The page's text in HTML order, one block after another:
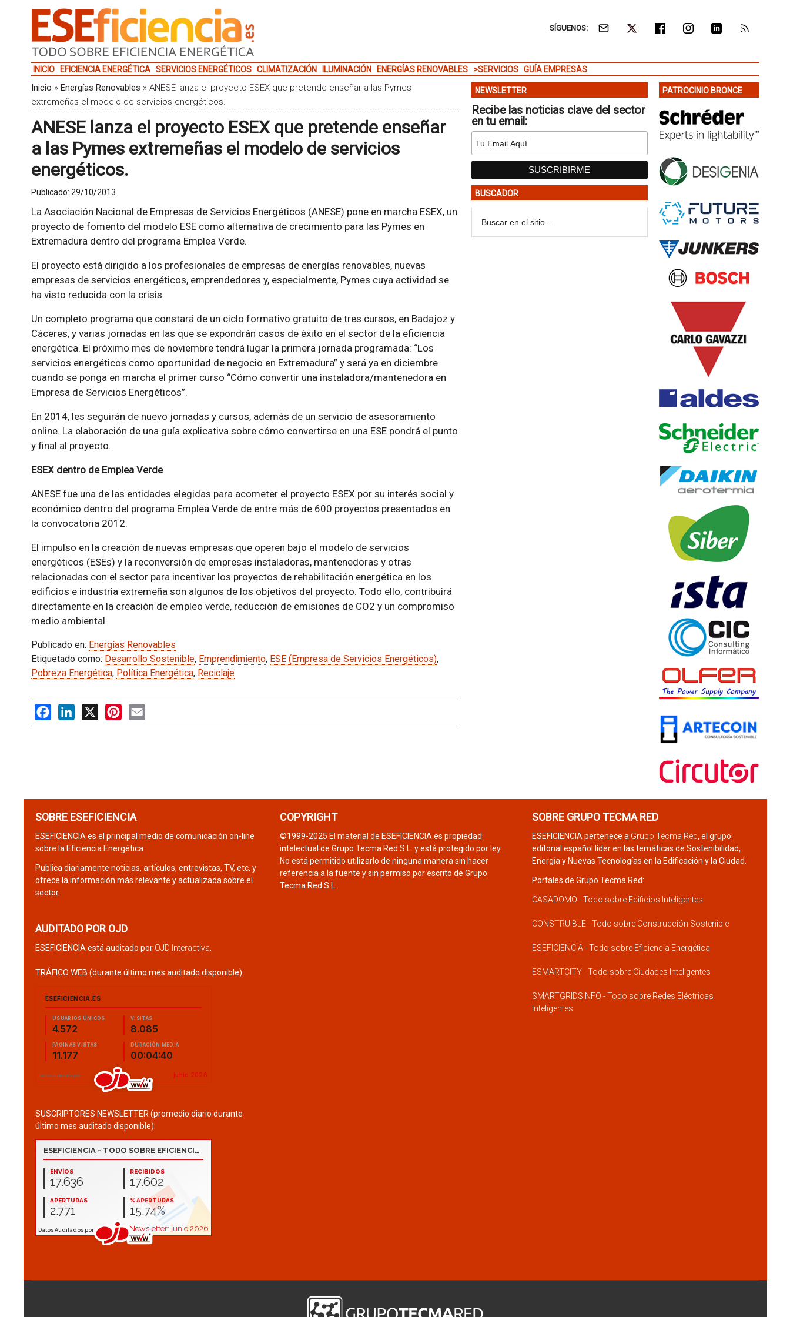
SÍGUENOS:
INICIO EFICIENCIA ENERGÉTICA SERVICIOS ENERGÉTICOS CLIMATIZACIÓN ILUMINACIÓN ENERGÍAS RENOVABLES >SERVICIOS GUÍA EMPRESAS
Inicio » Energías Renovables » ANESE lanza el proyecto ESEX que pretende enseñar a las Pymes
extremeñas el modelo de servicios energéticos.
ANESE lanza el proyecto ESEX que pretende enseñar
a las Pymes extremeñas el modelo de servicios
energéticos.
Publicado: 29/10/2013
La Asociación Nacional de Empresas de Servicios Energéticos (ANESE) pone en marcha ESEX, un
proyecto de fomento del modelo ESE como alternativa de crecimiento para las Pymes en
Extremadura dentro del programa Emplea Verde.
El proyecto está dirigido a los profesionales de empresas de energías renovables, nuevas
empresas de servicios energéticos, emprendedores y, especialmente, Pymes cuya actividad se
ha visto reducida con la crisis.
Un completo programa que constará de un ciclo formativo gratuito de tres cursos, en Badajoz y
Cáceres, y varias jornadas en las que se expondrán casos de éxito en el sector de la eficiencia
energética. El próximo mes de noviembre tendrá lugar la primera jornada programada: “Los
servicios energéticos como oportunidad de negocio en Extremadura” y será ya en diciembre
cuando se ponga en marcha el primer curso “Cómo convertir una instaladora/mantenedora en
Empresa de Servicios Energéticos”.
En 2014, les seguirán de nuevo jornadas y cursos, además de un servicio de asesoramiento
online. La elaboración de una guía explicativa sobre cómo convertirse en una ESE pondrá el punto
y final al proyecto.
ESEX dentro de Emplea Verde
ANESE fue una de las entidades elegidas para acometer el proyecto ESEX por su interés social y
económico dentro del programa Emplea Verde de entre más de 600 proyectos presentados en
la convocatoria 2012.
El impulso en la creación de nuevas empresas que operen bajo el modelo de servicios
energéticos (ESEs) y la reconversión de empresas instaladoras, mantenedoras y otras
relacionadas con el sector para incentivar los proyectos de rehabilitación energética en los
edificios e industria extremeña son algunos de los objetivos del proyecto. Todo ello, contribuirá
directamente en la creación de empleo verde, reducción de emisiones de CO2 y un compromiso
medio ambiental.
Publicado en: Energías Renovables
Etiquetado como: Desarrollo Sostenible, Emprendimiento, ESE (Empresa de Servicios Energéticos),
Pobreza Energética, Política Energética, Reciclaje
FacebookLinkedIn
X PinterestEmail
NEWSLETTER
Recibe las noticias clave del sector
en tu email:
BUSCADOR
PATROCINIO BRONCE
SOBRE ESEFICIENCIA
ESEFICIENCIA es el principal medio de comunicación on-line
sobre la Eficiencia Energética.
Publica diariamente noticias, artículos, entrevistas, TV, etc. y
ofrece la información más relevante y actualizada sobre el
sector.
AUDITADO POR OJD
ESEFICIENCIA está auditado por OJD Interactiva
TRÁFICO WEB (durante último mes auditado disponible):
SUSCRIPTORES NEWSLETTER (promedio diario durante
último mes auditado disponible):
COPYRIGHT
©1999-2025 El material de ESEFICIENCIA es propiedad
intelectual de Grupo Tecma Red S.L. y está protegido por ley.
No está permitido utilizarlo de ninguna manera sin hacer
referencia a la fuente y sin permiso por escrito de Grupo
Tecma Red S.L.
SOBRE GRUPO TECMA RED
ESEFICIENCIA pertenece a Grupo Tecma Red, el grupo
editorial español líder en las temáticas de Sostenibilidad,
Energía y Nuevas Tecnologías en la Edificación y la Ciudad.
Portales de Grupo Tecma Red:
CASADOMO - Todo sobre Edificios Inteligentes
CONSTRUIBLE - Todo sobre Construcción Sostenible
ESEFICIENCIA - Todo sobre Eficiencia Energética
ESMARTCITY - Todo sobre Ciudades Inteligentes
SMARTGRIDSINFO - Todo sobre Redes Eléctricas
Inteligentes